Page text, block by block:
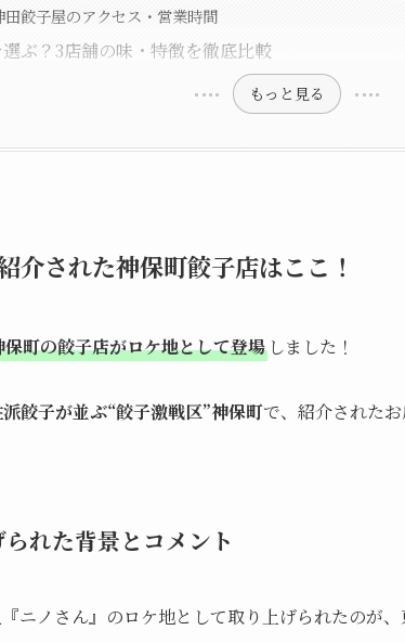
田餃子屋のアクセス・営業時間
選ぶ？3店舗の味・特徴を徹底比較
もっと見る
介された神保町餃子店はここ！
保町の餃子店がロケ地として登場 しました！
餃子が並ぶ“餃子激戦区”神保町で、紹介された
れた背景とコメント
ニノさん』のロケ地として取り上げられたのが、